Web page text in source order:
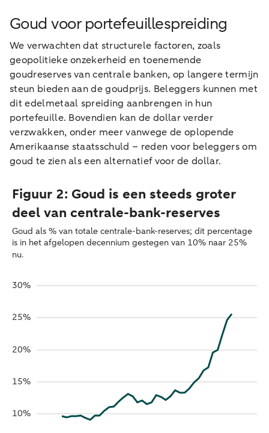
Goud voor portefeuillespreiding
We verwachten dat structurele factoren, zoals
geopolitieke onzekerheid en toenemende
goudreserves van centrale banken, op langere termijn
steun bieden aan de goudprijs. Beleggers kunnen met
dit edelmetaal spreiding aanbrengen in hun
portefeuille. Bovendien kan de dollar verder
verzwakken, onder meer vanwege de oplopende
Amerikaanse staatsschuld – reden voor beleggers om
goud te zien als een alternatief voor de dollar.